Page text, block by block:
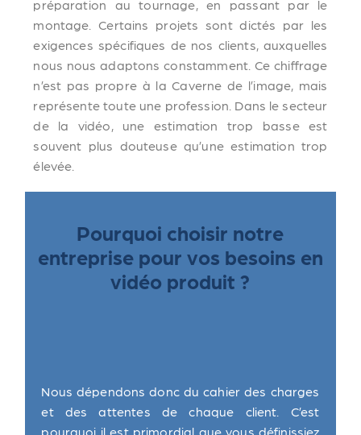
préparation au tournage, en passant par le
montage. Certains projets sont dictés par les
exigences spécifiques de nos clients, auxquelles
nous nous adaptons constamment. Ce chiffrage
n’est pas propre à la Caverne de l’image, mais
représente toute une profession. Dans le secteur
de la vidéo, une estimation trop basse est
souvent plus douteuse qu’une estimation trop
élevée.
Pourquoi choisir notre
entreprise pour vos besoins en
vidéo produit ?
Nous dépendons donc du cahier des charges
et des attentes de chaque client. C’est
pourquoi il est primordial que vous définissiez